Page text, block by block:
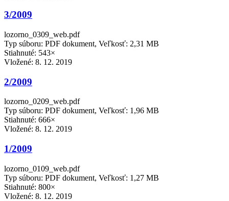
3/2009
lozorno_0309_web.pdf
Typ súboru: PDF dokument, Veľkosť: 2,31 MB
Stiahnuté: 543×
Vložené: 8. 12. 2019
2/2009
lozorno_0209_web.pdf
Typ súboru: PDF dokument, Veľkosť: 1,96 MB
Stiahnuté: 666×
Vložené: 8. 12. 2019
1/2009
lozorno_0109_web.pdf
Typ súboru: PDF dokument, Veľkosť: 1,27 MB
Stiahnuté: 800×
Vložené: 8. 12. 2019